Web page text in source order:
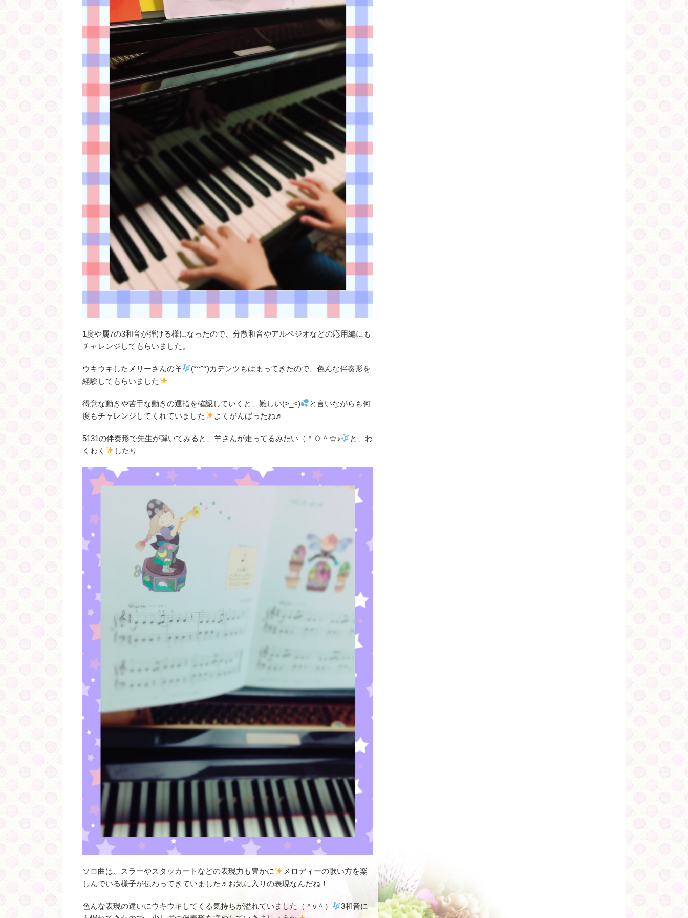
1度や属7の3和音が弾ける様になったので、分散和音やアルペジオなどの応用編にも
チャレンジしてもらいました。
ウキウキしたメリーさんの羊
(*^^*)カデンツもはまってきたので、色んな伴奏形を
経験してもらいました
得意な動きや苦手な動きの運指を確認していくと、難しい(>_<)
と言いながらも何
度もチャレンジしてくれていました
よくがんばったね♬
5131の伴奏形で先生が弾いてみると、羊さんが走ってるみたい（＾Ｏ＾☆♪
と、わ
くわく
したり
ソロ曲は、スラーやスタッカートなどの表現力も豊かに
メロディーの歌い方を楽
しんでいる様子が伝わってきていました♬お気に入りの表現なんだね！
色んな表現の違いにウキウキしてくる気持ちが溢れていました（＾ν＾）
3和音に